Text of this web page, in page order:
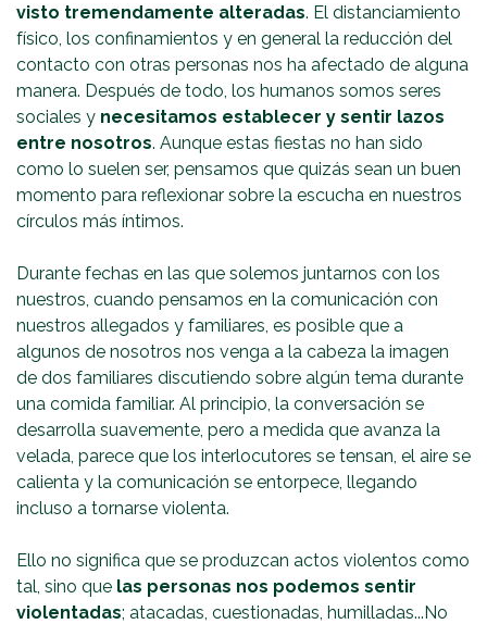
visto tremendamente alteradas. El distanciamiento
físico, los confinamientos y en general la reducción del
contacto con otras personas nos ha afectado de alguna
manera. Después de todo, los humanos somos seres
sociales y necesitamos establecer y sentir lazos
entre nosotros. Aunque estas fiestas no han sido
como lo suelen ser, pensamos que quizás sean un buen
momento para reflexionar sobre la escucha en nuestros
círculos más íntimos.
Durante fechas en las que solemos juntarnos con los
nuestros, cuando pensamos en la comunicación con
nuestros allegados y familiares, es posible que a
algunos de nosotros nos venga a la cabeza la imagen
de dos familiares discutiendo sobre algún tema durante
una comida familiar. Al principio, la conversación se
desarrolla suavemente, pero a medida que avanza la
velada, parece que los interlocutores se tensan, el aire se
calienta y la comunicación se entorpece, llegando
incluso a tornarse violenta.
Ello no significa que se produzcan actos violentos como
tal, sino que las personas nos podemos sentir
violentadas; atacadas, cuestionadas, humilladas...No